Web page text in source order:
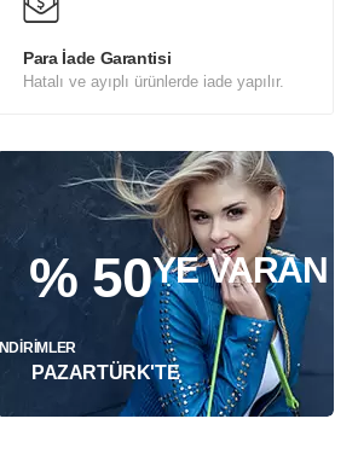
Para İade Garantisi
Hatalı ve ayıplı ürünlerde iade yapılır.
% 50YE VARAN
İNDIRIMLER
PAZARTÜRK'TE